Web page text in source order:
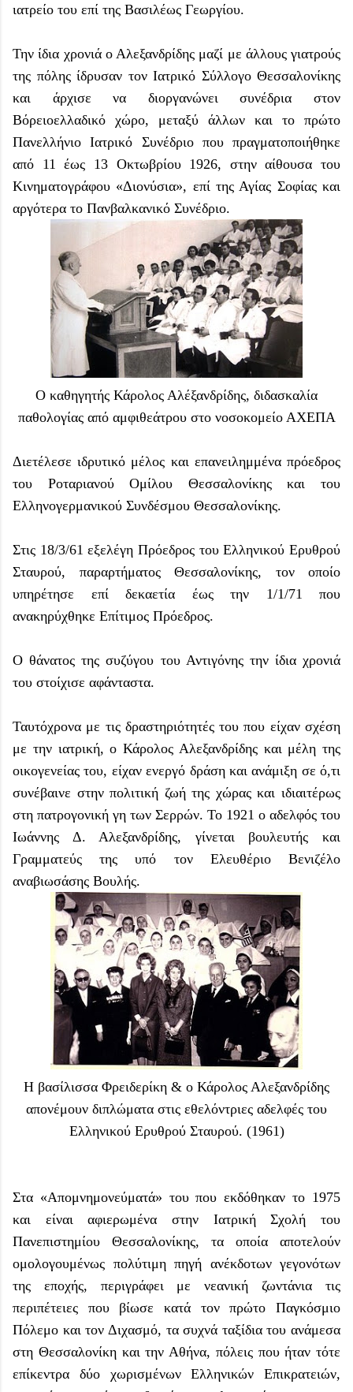
ιατρείο του επί της Βασιλέως Γεωργίου.
Την ίδια χρονιά ο Αλεξανδρίδης μαζί με άλλους γιατρούς
της πόλης ίδρυσαν τον Ιατρικό Σύλλογο Θεσσαλονίκης
και άρχισε να διοργανώνει συνέδρια στον
Βόρειοελλαδικό χώρο, μεταξύ άλλων και το πρώτο
Πανελλήνιο Ιατρικό Συνέδριο που πραγματοποιήθηκε
από 11 έως 13 Οκτωβρίου 1926, στην αίθουσα του
Κινηματογράφου «Διονύσια», επί της Αγίας Σοφίας και
αργότερα το Πανβαλκανικό Συνέδριο.
Ο καθηγητής Κάρολος Αλέξανδρίδης, διδασκαλία
παθολογίας από αμφιθεάτρου στο νοσοκομείο ΑΧΕΠΑ
Διετέλεσε ιδρυτικό μέλος και επανειλημμένα πρόεδρος
του Ροταριανού Ομίλου Θεσσαλονίκης και του
Ελληνογερμανικού Συνδέσμου Θεσσαλονίκης.
Στις 18/3/61 εξελέγη Πρόεδρος του Ελληνικού Ερυθρού
Σταυρού, παραρτήματος Θεσσαλονίκης, τον οποίο
υπηρέτησε επί δεκαετία έως την 1/1/71 που
ανακηρύχθηκε Επίτιμος Πρόεδρος.
Ο θάνατος της συζύγου του Αντιγόνης την ίδια χρονιά
του στοίχισε αφάνταστα.
Ταυτόχρονα με τις δραστηριότητές του που είχαν σχέση
με την ιατρική, ο Κάρολος Αλεξανδρίδης και μέλη της
οικογενείας του, είχαν ενεργό δράση και ανάμιξη σε ό,τι
συνέβαινε στην πολιτική ζωή της χώρας και ιδιαιτέρως
στη πατρογονική γη των Σερρών. Το 1921 ο αδελφός του
Ιωάννης Δ. Αλεξανδρίδης, γίνεται βουλευτής και
Γραμματεύς της υπό τον Ελευθέριο Βενιζέλο
αναβιωσάσης Βουλής.
Η βασίλισσα Φρειδερίκη & ο Κάρολος Αλεξανδρίδης
απονέμουν διπλώματα στις εθελόντριες αδελφές του
Ελληνικού Ερυθρού Σταυρού. (1961)
Στα «Απομνημονεύματά» του που εκδόθηκαν το 1975
και είναι αφιερωμένα στην Ιατρική Σχολή του
Πανεπιστημίου Θεσσαλονίκης, τα οποία αποτελούν
ομολογουμένως πολύτιμη πηγή ανέκδοτων γεγονότων
της εποχής, περιγράφει με νεανική ζωντάνια τις
περιπέτειες που βίωσε κατά τον πρώτο Παγκόσμιο
Πόλεμο και τον Διχασμό, τα συχνά ταξίδια του ανάμεσα
στη Θεσσαλονίκη και την Αθήνα, πόλεις που ήταν τότε
επίκεντρα δύο χωρισμένων Ελληνικών Επικρατειών,